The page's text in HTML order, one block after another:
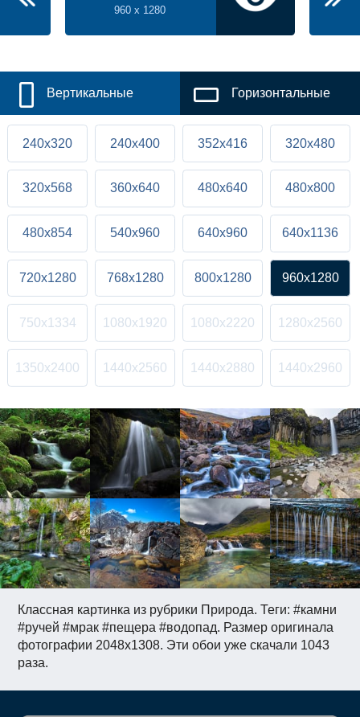
Классная картинка из рубрики Природа. Теги: #камни
#ручей #мрак #пещера #водопад. Размер оригинала
фотографии 2048x1308. Эти обои уже скачали 1043
раза.
960 x 1280
Вертикальные Горизонтальные
240x320 240x400 352x416 320x480
320x568 360x640 480x640 480x800
480x854 540x960 640x960 640x1136
720x1280 768x1280 800x1280 960x1280
750x1334 1080x1920 1080x2220 1280x2560
1350x2400 1440x2560 1440x2880 1440x2960